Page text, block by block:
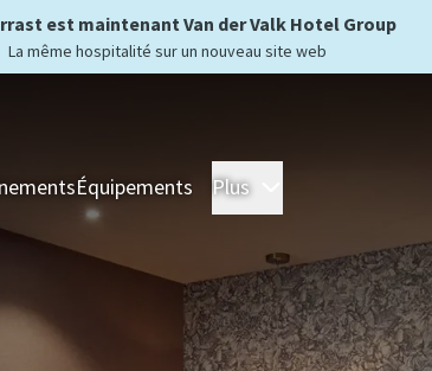
est maintenant Van der Valk Hotel Group
La même hospitalité sur un nouveau site web
Équipements Plus